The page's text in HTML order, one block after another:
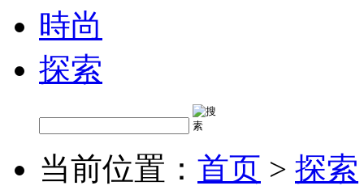
時尚
探索
当前位置： 首页 > 探索